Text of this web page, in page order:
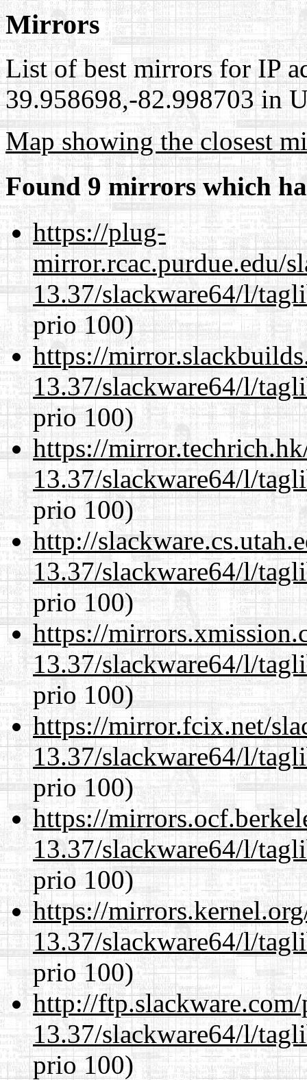
Mirrors
List of best mirrors for IP
39.958698,-82.998703 in
Map showing the closest
Found 9 mirrors which
https://plug-
mirror.rcac.purdue.edu/
13.37/slackware64/l/
prio 100)
https://
13.37/slackware64/l/
prio 100)
https://
13.37/slackware64/l/
prio 100)
http://
13.37/slackware64/l/
prio 100)
https://
13.37/slackware64/l/
prio 100)
https://mirror.fcix.net/
13.37/slackware64/l/
prio 100)
https://
13.37/slackware64/l/
prio 100)
https://
13.37/slackware64/l/
prio 100)
http://
13.37/slackware64/l/
prio 100)